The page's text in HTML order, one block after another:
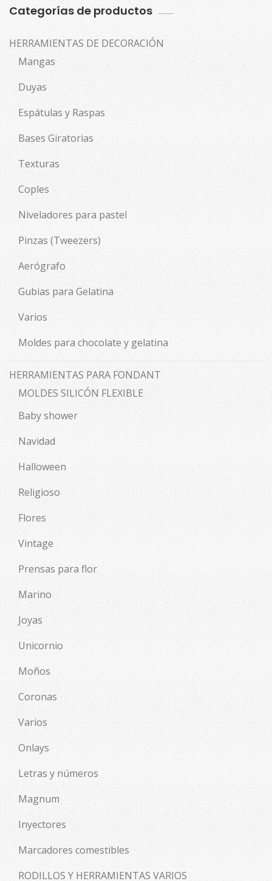
Categorías de productos
HERRAMIENTAS DE DECORACIÓN
Mangas
Duyas
Espátulas y Raspas
Bases Giratorias
Texturas
Coples
Niveladores para pastel
Pinzas (Tweezers)
Aerógrafo
Gubias para Gelatina
Varios
Moldes para chocolate y gelatina
HERRAMIENTAS PARA FONDANT
MOLDES SILICÓN FLEXIBLE
Baby shower
Navidad
Halloween
Religioso
Flores
Vintage
Prensas para flor
Marino
Joyas
Unicornio
Moños
Coronas
Varios
Onlays
Letras y números
Magnum
Inyectores
Marcadores comestibles
RODILLOS Y HERRAMIENTAS VARIOS